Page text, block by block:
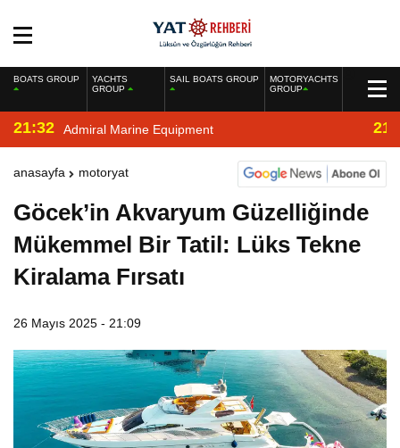
BOATS GROUP
YACHTS
GROUP
SAIL BOATS GROUP
MOTORYACHTS
GROUP
21:32 Admiral Marine Equipment
anasayfa motoryat
Göcek’in Akvaryum Güzelliğinde
Mükemmel Bir Tatil: Lüks Tekne
Kiralama Fırsatı
26 Mayıs 2025 - 21:09